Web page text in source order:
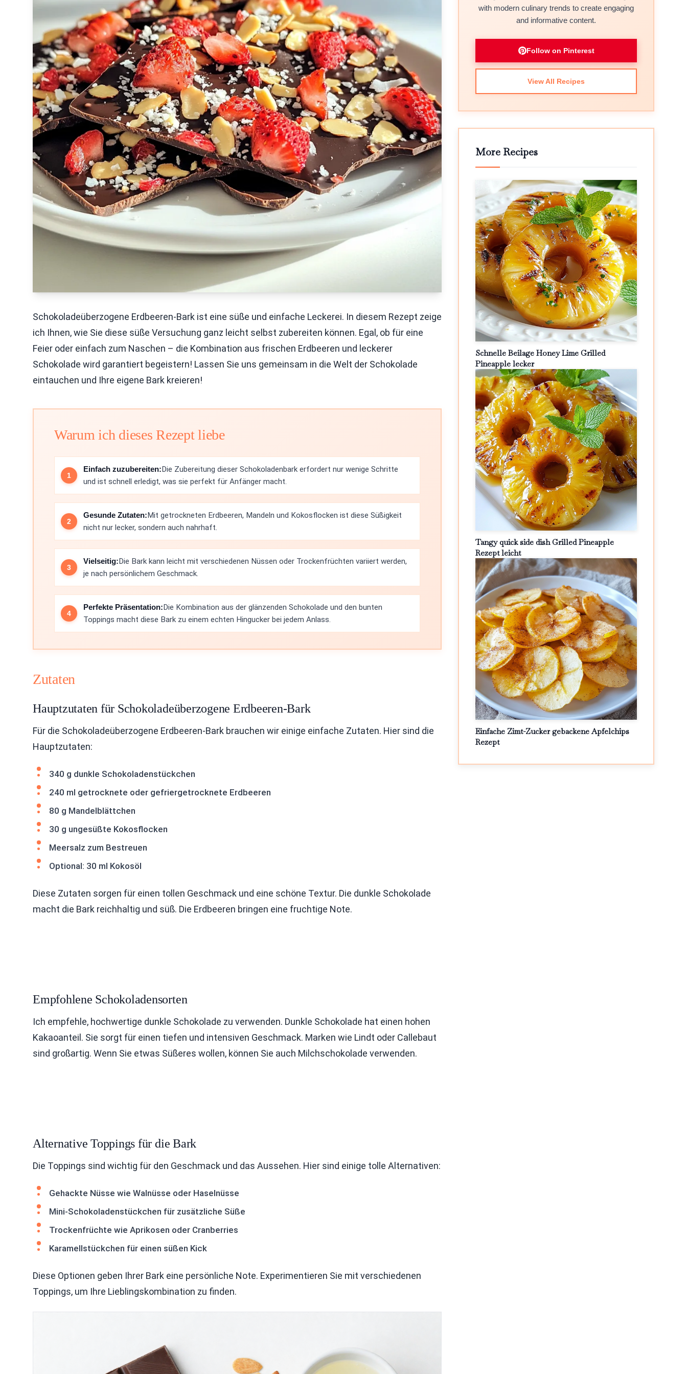
Schokoladeüberzogene Erdbeeren-Bark ist eine süße und einfache Leckerei. In diesem Rezept zeige
ich Ihnen, wie Sie diese süße Versuchung ganz leicht selbst zubereiten können. Egal, ob für eine
Feier oder einfach zum Naschen – die Kombination aus frischen Erdbeeren und leckerer
Schokolade wird garantiert begeistern! Lassen Sie uns gemeinsam in die Welt der Schokolade
eintauchen und Ihre eigene Bark kreieren!
Warum ich dieses Rezept liebe
Einfach zuzubereiten:Die Zubereitung dieser Schokoladenbark erfordert nur wenige Schritte
und ist schnell erledigt, was sie perfekt für Anfänger macht.
Gesunde Zutaten:Mit getrockneten Erdbeeren, Mandeln und Kokosflocken ist diese Süßigkeit
nicht nur lecker, sondern auch nahrhaft.
Vielseitig:Die Bark kann leicht mit verschiedenen Nüssen oder Trockenfrüchten variiert werden,
je nach persönlichem Geschmack.
Perfekte Präsentation:Die Kombination aus der glänzenden Schokolade und den bunten
Toppings macht diese Bark zu einem echten Hingucker bei jedem Anlass.
Zutaten
Hauptzutaten für Schokoladeüberzogene Erdbeeren-Bark
Für die Schokoladeüberzogene Erdbeeren-Bark brauchen wir einige einfache Zutaten. Hier sind die
Hauptzutaten:
340 g dunkle Schokoladenstückchen
240 ml getrocknete oder gefriergetrocknete Erdbeeren
80 g Mandelblättchen
30 g ungesüßte Kokosflocken
Meersalz zum Bestreuen
Optional: 30 ml Kokosöl
Diese Zutaten sorgen für einen tollen Geschmack und eine schöne Textur. Die dunkle Schokolade
macht die Bark reichhaltig und süß. Die Erdbeeren bringen eine fruchtige Note.
Empfohlene Schokoladensorten
Ich empfehle, hochwertige dunkle Schokolade zu verwenden. Dunkle Schokolade hat einen hohen
Kakaoanteil. Sie sorgt für einen tiefen und intensiven Geschmack. Marken wie Lindt oder Callebaut
sind großartig. Wenn Sie etwas Süßeres wollen, können Sie auch Milchschokolade verwenden.
Alternative Toppings für die Bark
Die Toppings sind wichtig für den Geschmack und das Aussehen. Hier sind einige tolle Alternativen:
Gehackte Nüsse wie Walnüsse oder Haselnüsse
Mini-Schokoladenstückchen für zusätzliche Süße
Trockenfrüchte wie Aprikosen oder Cranberries
Karamellstückchen für einen süßen Kick
Diese Optionen geben Ihrer Bark eine persönliche Note. Experimentieren Sie mit verschiedenen
Toppings, um Ihre Lieblingskombination zu finden.
with modern culinary trends to create engaging
and informative content.
Follow on Pinterest
View All Recipes
More Recipes
Schnelle Beilage Honey Lime Grilled
Pineapple lecker
Tangy quick side dish Grilled Pineapple
Rezept leicht
Einfache Zimt-Zucker gebackene Apfelchips
Rezept